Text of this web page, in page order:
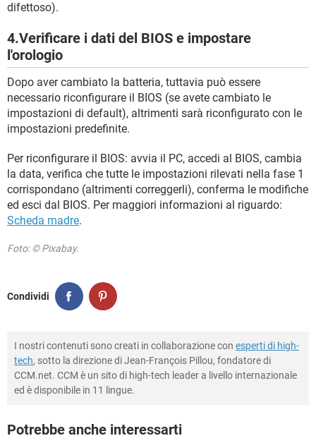
difettoso).
4.Verificare i dati del BIOS e impostare
l'orologio
Dopo aver cambiato la batteria, tuttavia può essere
necessario riconfigurare il BIOS (se avete cambiato le
impostazioni di default), altrimenti sarà riconfigurato con le
impostazioni predefinite.
Per riconfigurare il BIOS: avvia il PC, accedi al BIOS, cambia
la data, verifica che tutte le impostazioni rilevati nella fase 1
corrispondano (altrimenti correggerli), conferma le modifiche
ed esci dal BIOS. Per maggiori informazioni al riguardo:
Scheda madre.
Foto: © Pixabay.
Condividi
I nostri contenuti sono creati in collaborazione con esperti di high-
tech, sotto la direzione di Jean-François Pillou, fondatore di
CCM.net. CCM è un sito di high-tech leader a livello internazionale
ed è disponibile in 11 lingue.
Potrebbe anche interessarti